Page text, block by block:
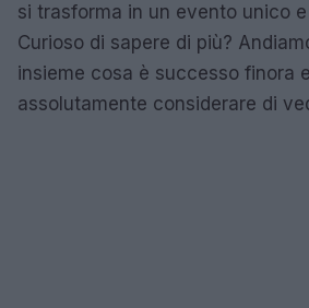
si trasforma in un evento unico
Curioso di sapere di più?
insieme cosa è successo finora
assolutamente considerare di